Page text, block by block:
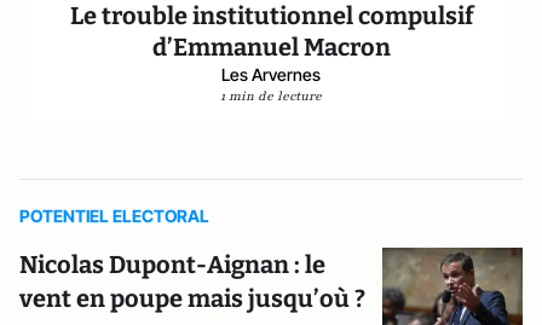
Le trouble institutionnel compulsif
d’Emmanuel Macron
Les Arvernes
1 min de lecture
POTENTIEL ELECTORAL
Nicolas Dupont-Aignan : le
vent en poupe mais jusqu’où ?